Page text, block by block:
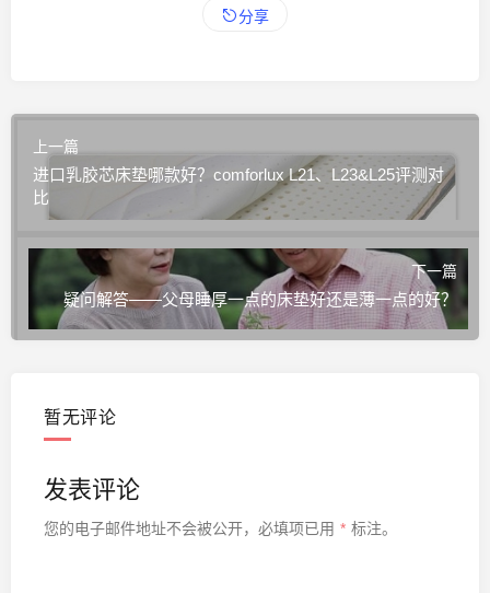
分享
上一篇
进口乳胶芯床垫哪款好？comforlux L21、L23&L25评测对
比
下一篇
疑问解答——父母睡厚一点的床垫好还是薄一点的好？
暂无评论
发表评论
您的电子邮件地址不会被公开， 必填项已用 * 标注。